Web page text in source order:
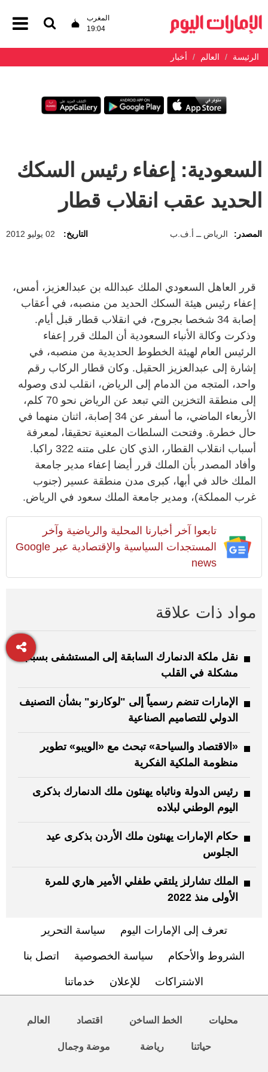
المغرب
19:04
الرئيسة العالم أخبار
السعودية: إعفاء رئيس السكك
الحديد عقب انقلاب قطار
المصدر: الرياض ــ أ.ف.ب التاريخ: 02 يوليو 2012
قرر العاهل السعودي الملك عبدالله بن عبدالعزيز، أمس،
إعفاء رئيس هيئة السكك الحديد من منصبه، في أعقاب
إصابة 34 شخصا بجروح، في انقلاب قطار قبل أيام.
وذكرت وكالة الأنباء السعودية أن الملك قرر إعفاء
الرئيس العام لهيئة الخطوط الحديدية من منصبه، في
إشارة إلى عبدالعزيز الحقيل. وكان قطار الركاب رقم
واحد، المتجه من الدمام إلى الرياض، انقلب لدى وصوله
إلى منطقة التخزين التي تبعد عن الرياض نحو 70 كلم،
الأربعاء الماضي، ما أسفر عن 34 إصابة، اثنان منهما في
حال خطرة. وفتحت السلطات المعنية تحقيقا، لمعرفة
أسباب انقلاب القطار، الذي كان على متنه 322 راكبا.
وأفاد المصدر بأن الملك قرر أيضا إعفاء مدير جامعة
الملك خالد في أبها، كبرى مدن منطقة عسير (جنوب
غرب المملكة)، ومدير جامعة الملك سعود في الرياض.
تابعوا آخر أخبارنا المحلية والرياضية وآخر
المستجدات السياسية والإقتصادية عبر Google
news
مواد ذات علاقة
نقل ملكة الدنمارك السابقة إلى المستشفى بسبب
مشكلة في القلب
الإمارات تنضم رسمياً إلى "لوكارنو" بشأن التصنيف
الدولي للتصاميم الصناعية
«الاقتصاد والسياحة» تبحث مع «الويبو» تطوير
منظومة الملكية الفكرية
رئيس الدولة ونائباه يهنئون ملك الدنمارك بذكرى
اليوم الوطني لبلاده
حكام الإمارات يهنئون ملك الأردن بذكرى عيد
الجلوس
الملك تشارلز يلتقي طفلي الأمير هاري للمرة
الأولى منذ 2022
تعرف إلى الإمارات اليوم سياسة التحرير
الشروط والأحكام سياسة الخصوصية اتصل بنا
الاشتراكات للإعلان خدماتنا
محليات الخط الساخن اقتصاد العالم
حياتنا رياضة موضة وجمال